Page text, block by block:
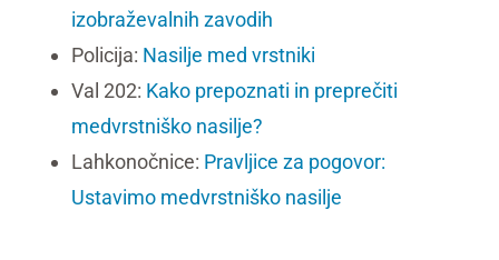
izobraževalnih zavodih
Policija: Nasilje med vrstniki
Val 202: Kako prepoznati in preprečiti
medvrstniško nasilje?
Lahkonočnice: Pravljice za pogovor:
Ustavimo medvrstniško nasilje